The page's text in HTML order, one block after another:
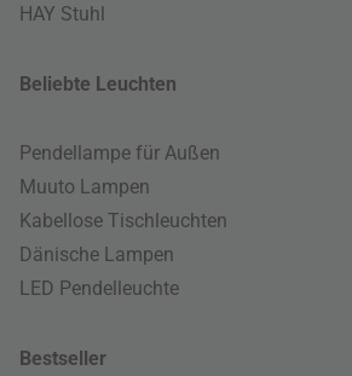
HAY Stuhl
Beliebte Leuchten
Pendellampe für Außen
Muuto Lampen
Kabellose Tischleuchten
Dänische Lampen
LED Pendelleuchte
Bestseller